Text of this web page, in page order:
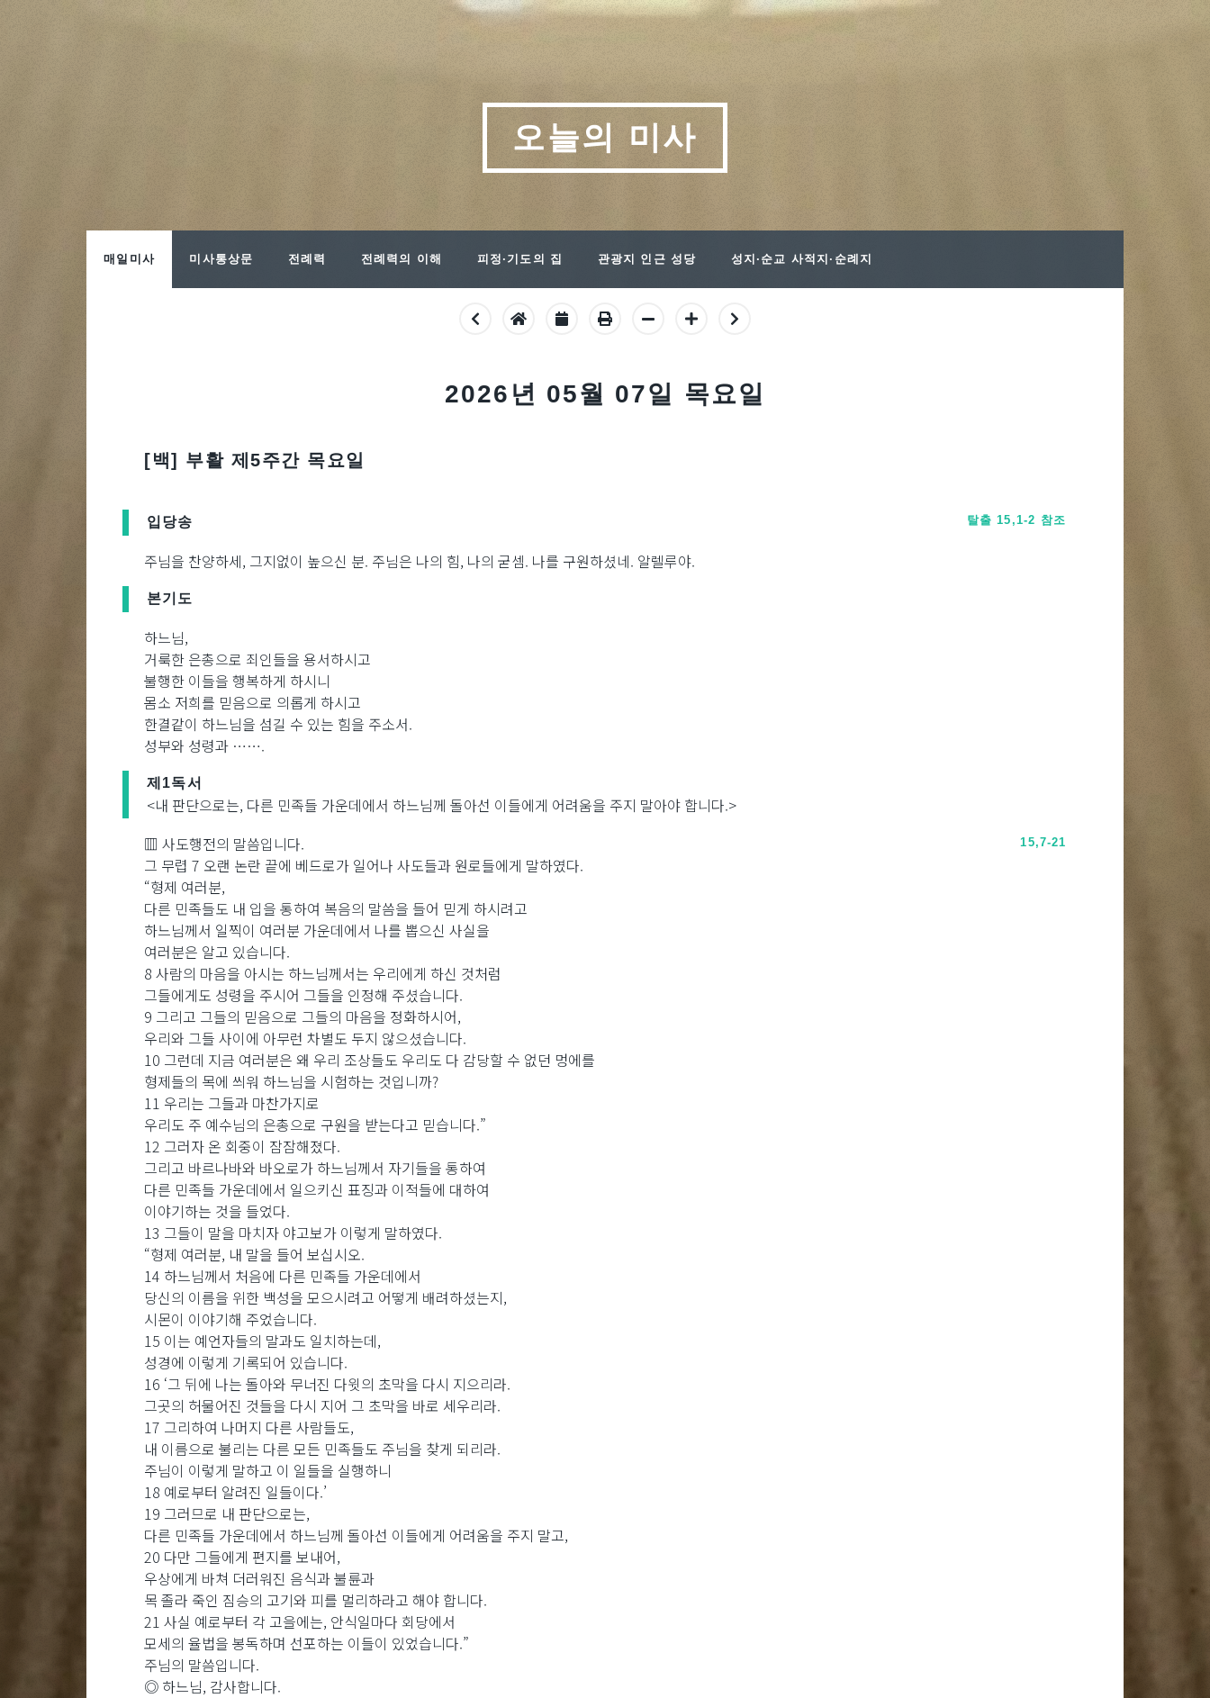
오늘의 미사
매일미사 미사통상문 전례력 전례력의 이해 피정·기도의 집 관광지 인근 성당 성지·순교 사적지·순례지
2026년 05월 07일 목요일
[백] 부활 제5주간 목요일
입당송 탈출 15,1-2 참조
주님을 찬양하세, 그지없이 높으신 분. 주님은 나의 힘, 나의 굳셈. 나를 구원하셨네. 알렐루야.
본기도
하느님,
거룩한 은총으로 죄인들을 용서하시고
불행한 이들을 행복하게 하시니
몸소 저희를 믿음으로 의롭게 하시고
한결같이 하느님을 섬길 수 있는 힘을 주소서.
성부와 성령과 …….
제1독서
<내 판단으로는, 다른 민족들 가운데에서 하느님께 돌아선 이들에게 어려움을 주지 말아야 합니다.>
▥ 사도행전의 말씀입니다.
15,7-21
그 무렵 7 오랜 논란 끝에 베드로가 일어나 사도들과 원로들에게 말하였다.
“형제 여러분,
다른 민족들도 내 입을 통하여 복음의 말씀을 들어 믿게 하시려고
하느님께서 일찍이 여러분 가운데에서 나를 뽑으신 사실을
여러분은 알고 있습니다.
8 사람의 마음을 아시는 하느님께서는 우리에게 하신 것처럼
그들에게도 성령을 주시어 그들을 인정해 주셨습니다.
9 그리고 그들의 믿음으로 그들의 마음을 정화하시어,
우리와 그들 사이에 아무런 차별도 두지 않으셨습니다.
10 그런데 지금 여러분은 왜 우리 조상들도 우리도 다 감당할 수 없던 멍에를
형제들의 목에 씌워 하느님을 시험하는 것입니까?
11 우리는 그들과 마찬가지로
우리도 주 예수님의 은총으로 구원을 받는다고 믿습니다.”
12 그러자 온 회중이 잠잠해졌다.
그리고 바르나바와 바오로가 하느님께서 자기들을 통하여
다른 민족들 가운데에서 일으키신 표징과 이적들에 대하여
이야기하는 것을 들었다.
13 그들이 말을 마치자 야고보가 이렇게 말하였다.
“형제 여러분, 내 말을 들어 보십시오.
14 하느님께서 처음에 다른 민족들 가운데에서
당신의 이름을 위한 백성을 모으시려고 어떻게 배려하셨는지,
시몬이 이야기해 주었습니다.
15 이는 예언자들의 말과도 일치하는데,
성경에 이렇게 기록되어 있습니다.
16 ‘그 뒤에 나는 돌아와 무너진 다윗의 초막을 다시 지으리라.
그곳의 허물어진 것들을 다시 지어 그 초막을 바로 세우리라.
17 그리하여 나머지 다른 사람들도,
내 이름으로 불리는 다른 모든 민족들도 주님을 찾게 되리라.
주님이 이렇게 말하고 이 일들을 실행하니
18 예로부터 알려진 일들이다.’
19 그러므로 내 판단으로는,
다른 민족들 가운데에서 하느님께 돌아선 이들에게 어려움을 주지 말고,
20 다만 그들에게 편지를 보내어,
우상에게 바쳐 더러워진 음식과 불륜과
목 졸라 죽인 짐승의 고기와 피를 멀리하라고 해야 합니다.
21 사실 예로부터 각 고을에는, 안식일마다 회당에서
모세의 율법을 봉독하며 선포하는 이들이 있었습니다.”
주님의 말씀입니다.
◎ 하느님, 감사합니다.